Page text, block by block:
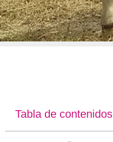
Tabla de contenidos